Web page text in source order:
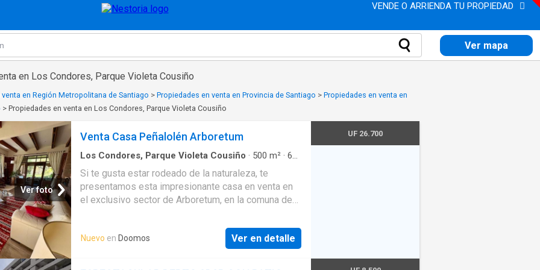
VENDE O ARRIENDA TU PROPIEDAD
Ver mapa
en Los Condores, Parque Violeta Cousiño
en Región Metropolitana de Santiago > Propiedades en venta en Provincia de Santiago > Propiedades en venta en
> Propiedades en venta en Los Condores, Parque Violeta Cousiño
Ver foto
Venta Casa Peñalolén Arboretum
Los Condores, Parque Violeta Cousiño · 500 m² · 6
Si te gusta estar rodeado de la naturaleza, te
presentamos esta impresionante casa en venta en
el exclusivo sector de Arboretum, en la comuna de
construidos en un terreno de 2500 m2, esta
propiedad cuenta con 6 dormitorios y 5 baños,
ofreciendo amplitud y comodidad para toda la
Nuevo en Doomos Ver en detalle
UF 26.700